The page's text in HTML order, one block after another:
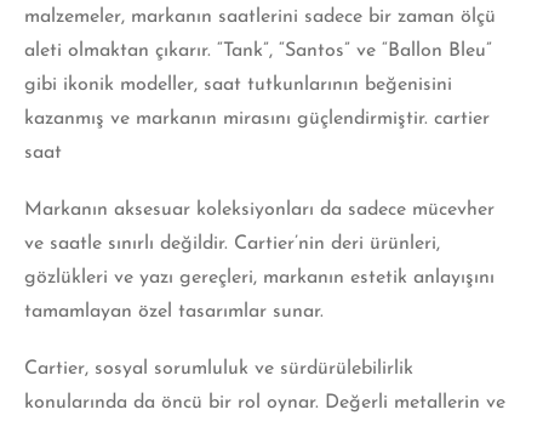
malzemeler, markanın saatlerini sadece bir zaman ölçü
aleti olmaktan çıkarır. “Tank”, “Santos” ve “Ballon Bleu”
gibi ikonik modeller, saat tutkunlarının beğenisini
kazanmış ve markanın mirasını güçlendirmiştir. cartier
saat
Markanın aksesuar koleksiyonları da sadece mücevher
ve saatle sınırlı değildir. Cartier’nin deri ürünleri,
gözlükleri ve yazı gereçleri, markanın estetik anlayışını
tamamlayan özel tasarımlar sunar.
Cartier, sosyal sorumluluk ve sürdürülebilirlik
konularında da öncü bir rol oynar. Değerli metallerin ve